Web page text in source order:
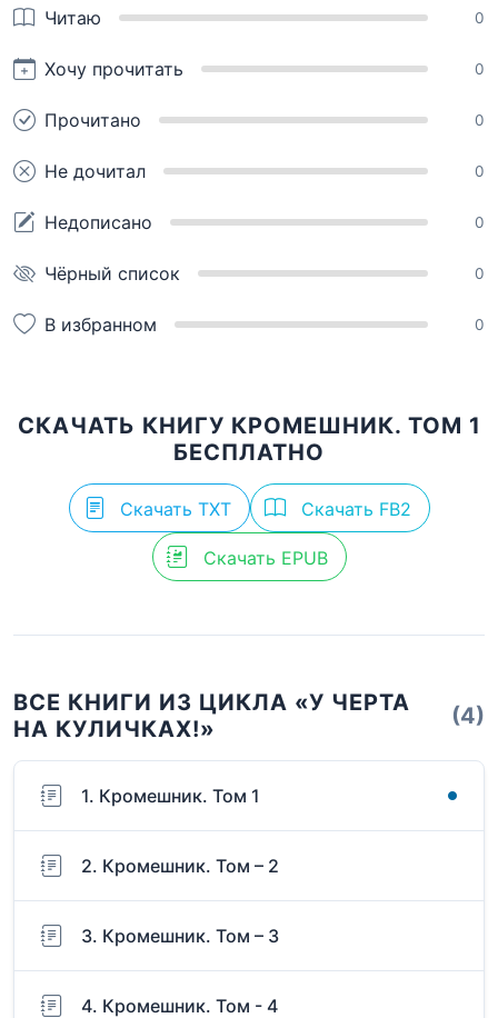
Читаю 0
Хочу прочитать 0
Прочитано 0
Не дочитал 0
Недописано 0
Чёрный список 0
В избранном 0
СКАЧАТЬ КНИГУ КРОМЕШНИК. ТОМ 1
БЕСПЛАТНО
Скачать TXT Скачать FB2
Скачать EPUB
ВСЕ КНИГИ ИЗ ЦИКЛА «У ЧЕРТА
НА КУЛИЧКАХ!»
(4)
1. Кромешник. Том 1
2. Кромешник. Том – 2
3. Кромешник. Том – 3
4. Кромешник. Том - 4